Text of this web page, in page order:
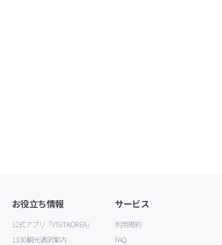
お役立ち情報
公式アプリ「VISITKOREA」
1330観光通訳案内
サービス
利用規約
FAQ